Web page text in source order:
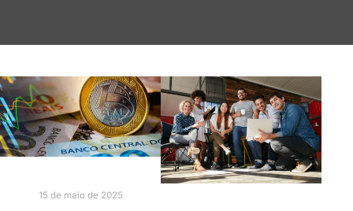
15 de maio de 2025